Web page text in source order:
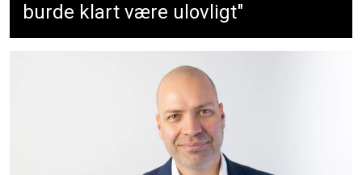
burde klart være ulovligt"